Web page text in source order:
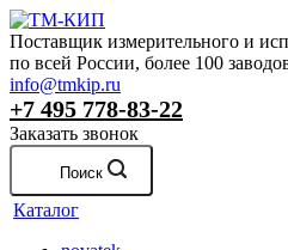
Поставщик измерительного и
по всей России, более 100
info@tmkip.ru
+7 495 778-83-22
Заказать звонок
Поиск
Каталог